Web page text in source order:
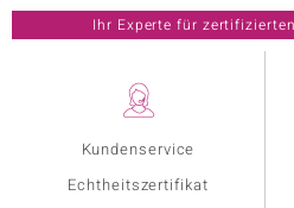
Kundenservice
Echtheitszertifikat
Ihr Experte für